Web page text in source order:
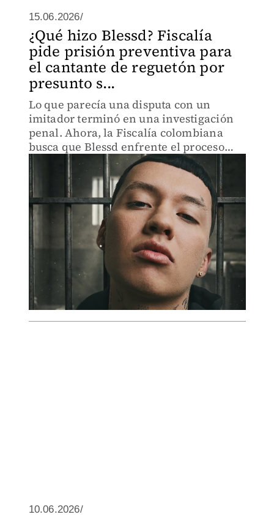
15.06.2026/
¿Qué hizo Blessd? Fiscalía
pide prisión preventiva para
el cantante de reguetón por
presunto s...
Lo que parecía una disputa con un
imitador terminó en una investigación
penal. Ahora, la Fiscalía colombiana
busca que Blessd enfrente el proceso
bajo prisión preventiva.
10.06.2026/